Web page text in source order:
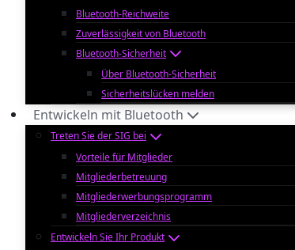
Bluetooth-Reichweite
Zuverlässigkeit von Bluetooth
Bluetooth-Sicherheit
Über Bluetooth-Sicherheit
Sicherheitslücken melden
Entwickeln mit Bluetooth
Treten Sie der SIG bei
Vorteile für Mitglieder
Mitgliederbetreuung
Mitgliederwerbungsprogramm
Mitgliederverzeichnis
Entwickeln Sie Ihr Produkt